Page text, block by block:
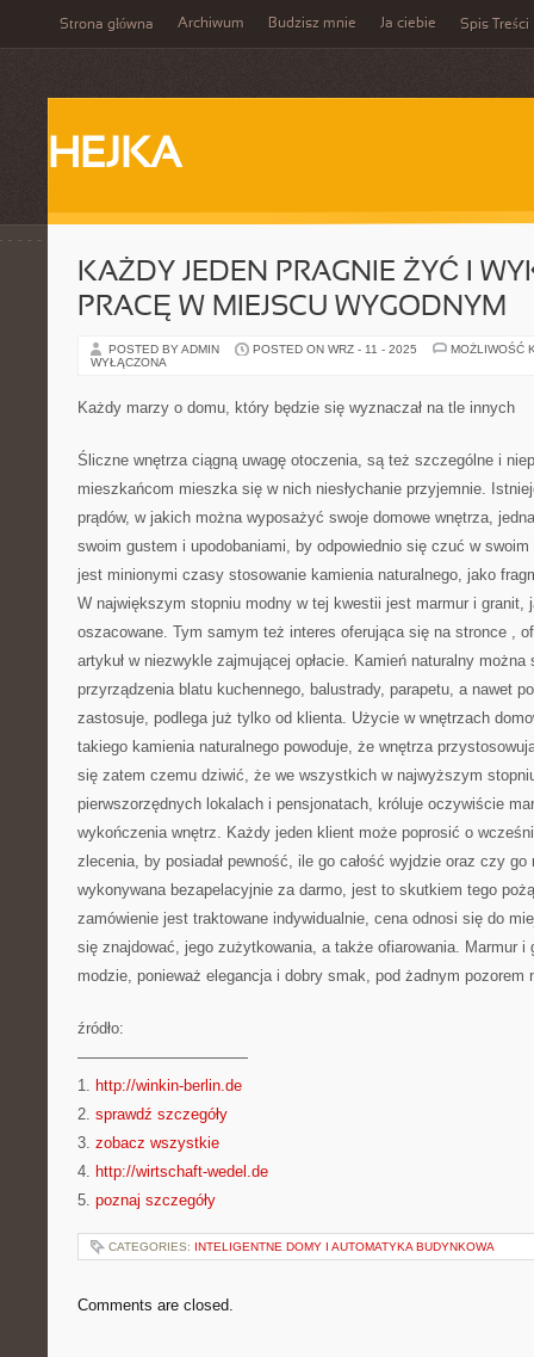
Strona główna Archiwum Budzisz mnie Ja ciebie Spis Treści
HEJKA
KAŻDY JEDEN PRAGNIE ŻYĆ I
PRACĘ W MIEJSCU WYGODNYM
POSTED BY ADMIN POSTED ON WRZ - 11 - 2025
MOŻLIWOŚĆ
WYŁĄCZONA
Każdy marzy o domu, który będzie się wyznaczał na tle innych
Śliczne wnętrza ciągną uwagę otoczenia, są też szczególne i
mieszkańcom mieszka się w nich niesłychanie przyjemnie.
prądów, w jakich można wyposażyć swoje domowe wnętrza,
swoim gustem i upodobaniami, by odpowiednio się czuć w
jest minionymi czasy stosowanie kamienia naturalnego, jako
W największym stopniu modny w tej kwestii jest marmur i granit,
oszacowane. Tym samym też interes oferująca się na stronce ,
artykuł w niezwykle zajmującej opłacie. Kamień naturalny można
przyrządzenia blatu kuchennego, balustrady, parapetu, a nawet
zastosuje, podlega już tylko od klienta. Użycie w wnętrzach
takiego kamienia naturalnego powoduje, że wnętrza
się zatem czemu dziwić, że we wszystkich w najwyższym
pierwszorzędnych lokalach i pensjonatach, króluje oczywiście
wykończenia wnętrz. Każdy jeden klient może poprosić o
zlecenia, by posiadał pewność, ile go całość wyjdzie oraz czy
wykonywana bezapelacyjnie za darmo, jest to skutkiem tego
zamówienie jest traktowane indywidualnie, cena odnosi się do
się znajdować, jego zużytkowania, a także ofiarowania. Marmur i
modzie, ponieważ elegancja i dobry smak, pod żadnym pozorem
źródło:
———————————
1. http://winkin-berlin.de
2. sprawdź szczegóły
3. zobacz wszystkie
4. http://wirtschaft-wedel.de
5. poznaj szczegóły
CATEGORIES: INTELIGENTNE DOMY I AUTOMATYKA BUDYNKOWA
Comments are closed.